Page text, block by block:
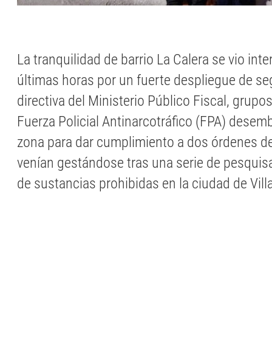
La tranquilidad de barrio La Calera se vio
últimas horas por un fuerte despliegue de
directiva del Ministerio Público Fiscal,
Fuerza Policial Antinarcotráfico (FPA)
zona para dar cumplimiento a dos órdenes
venían gestándose tras una serie de
de sustancias prohibidas en la ciudad de